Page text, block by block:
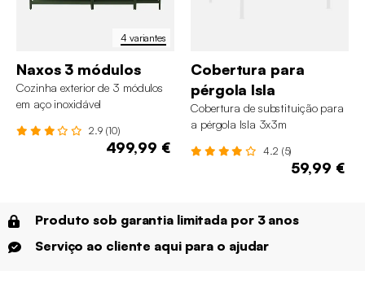
4 variantes
Naxos 3 módulos
Cozinha exterior de 3 módulos
em aço inoxidável
2.9 (10)
499,99 €
Cobertura para
pérgola Isla
Cobertura de substituição para
a pérgola Isla 3x3m
4.2 (5)
59,99 €
Produto sob garantia limitada por 3 anos
Serviço ao cliente aqui para o ajudar